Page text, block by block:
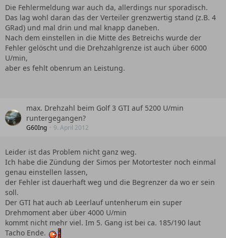
- Leitungsunterbrechung
- Leitung hat Kurzschluß nach Plus
- Leitung hat Kurzschluß nach Masse
- Wackelkontakt
- keine Übereinstimmung der OT-Markierung am
Zündverteiler
- Drehzahlbegrenzung auch ca. 5000U/min
- verminderte Leistung
- schlechtes Startverhalten
Die Fehlermeldung war auch da, allerdings nur sporadisch.
Das lag wohl daran das der Verteiler grenzwertig stand (z.B. 4
GRad) und mal drin und mal knapp daneben.
Nach dem einstellen in die Mitte des Betreichs wurde der
Fehler gelöscht und die Drehzahlgrenze ist auch über 6000
U/min,
aber es fehlt obenrum an Leistung.
max. Drehzahl beim Golf 3 GTI auf 5200 U/min
runtergegangen?
G60Ing 9. April 2012
Leider ist das Problem nicht ganz weg.
Ich habe die Zündung der Simos per Motortester noch einmal
genau einstellen lassen,
der Fehler ist dauerhaft weg und die Begrenzer da wo er sein
soll.
Der GTI hat auch ab Leerlauf untenherum ein super
Drehmoment aber über 4000 U/min
kommt nicht mehr viel. Im 5. Gang ist bei ca. 185/190 laut
Tacho Ende.